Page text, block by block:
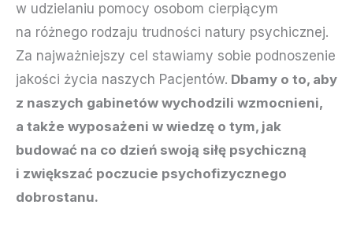
w udzielaniu pomocy osobom cierpiącym
na różnego rodzaju trudności natury psychicznej.
Za najważniejszy cel stawiamy sobie podnoszenie
jakości życia naszych Pacjentów. Dbamy o to, aby
z naszych gabinetów wychodzili wzmocnieni,
a także wyposażeni w wiedzę o tym, jak
budować na co dzień swoją siłę psychiczną
i zwiększać poczucie psychofizycznego
dobrostanu.